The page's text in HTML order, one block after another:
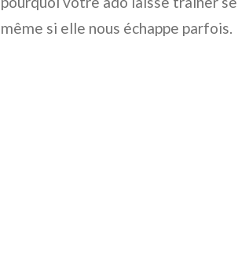
même si elle nous échappe parfois.